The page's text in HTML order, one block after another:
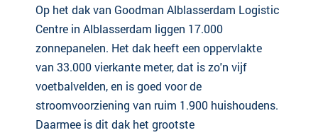
Op het dak van Goodman Alblasserdam Logistic
Centre in Alblasserdam liggen 17.000
zonnepanelen. Het dak heeft een oppervlakte
van 33.000 vierkante meter, dat is zo'n vijf
voetbalvelden, en is goed voor de
stroomvoorziening van ruim 1.900 huishoudens.
Daarmee is dit dak het grootste